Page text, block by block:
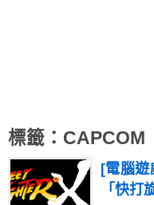
標籤：CAPCOM
[電腦
「快打